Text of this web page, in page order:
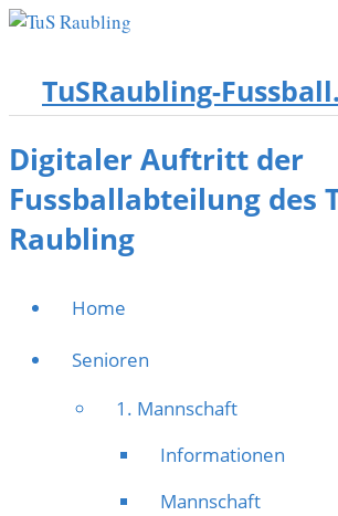
TuSRaubling-
Digitaler Auftritt der
Fussballabteilung des
Raubling
Home
Senioren
1. Mannschaft
Informationen
Mannschaft